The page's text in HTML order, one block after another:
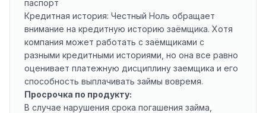
паспорт
Кредитная история: Честный Ноль обращает
внимание на кредитную историю заёмщика. Хотя
компания может работать с заёмщиками с
разными кредитными историями, но она все равно
оценивает платежную дисциплину заемщика и его
способность выплачивать займы вовремя.
Просрочка по продукту:
В случае нарушения срока погашения займа,